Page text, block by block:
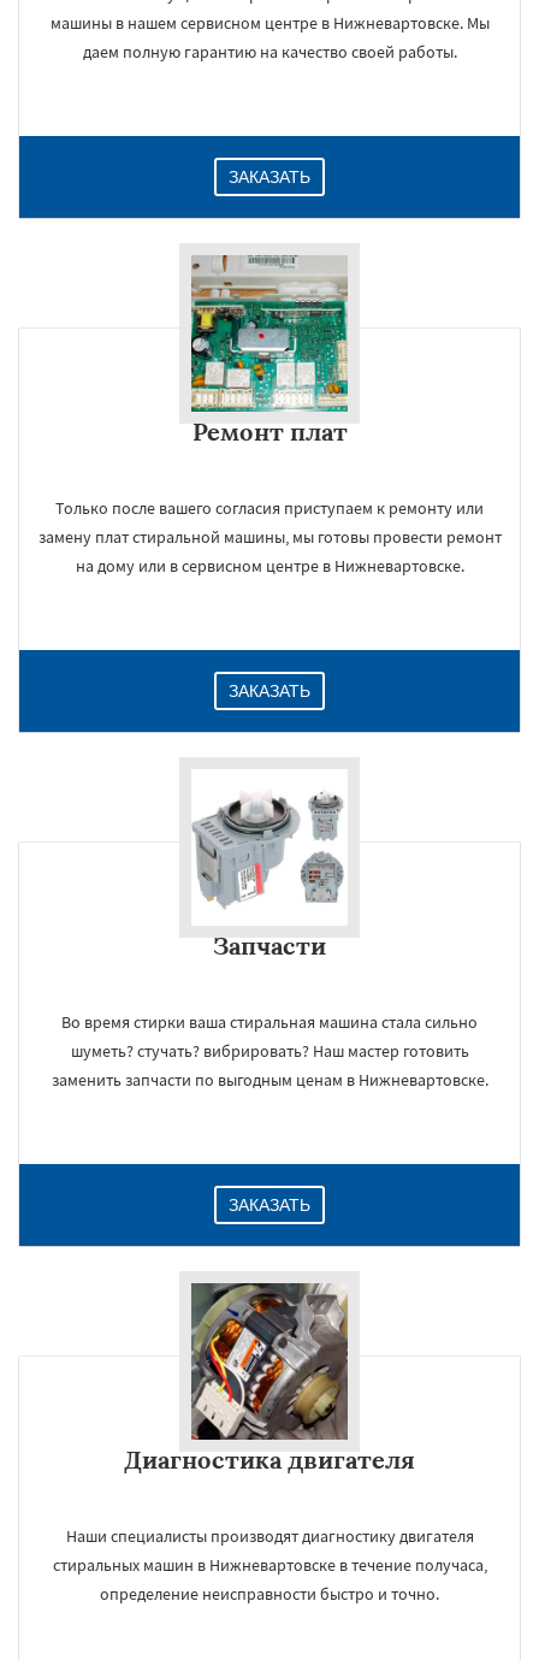
машины в нашем сервисном центре в Нижневартовске. Мы
даем полную гарантию на качество своей работы.
ЗАКАЗАТЬ
Ремонт плат
Только после вашего согласия приступаем к ремонту или
замену плат стиральной машины, мы готовы провести ремонт
на дому или в сервисном центре в Нижневартовске.
ЗАКАЗАТЬ
Запчасти
Во время стирки ваша стиральная машина стала сильно
шуметь? стучать? вибрировать? Наш мастер готовить
заменить запчасти по выгодным ценам в Нижневартовске.
ЗАКАЗАТЬ
Диагностика двигателя
Наши специалисты производят диагностику двигателя
стиральных машин в Нижневартовске в течение получаса,
определение неисправности быстро и точно.